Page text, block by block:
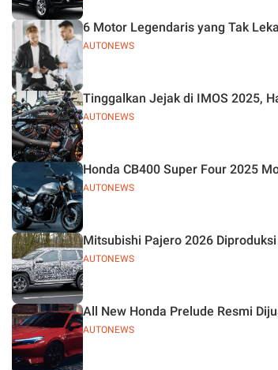
AUTONEWS
6 Motor Legendaris yang Tak
AUTONEWS
Tinggalkan Jejak di IMOS 2025,
AUTONEWS
Honda CB400 Super Four 2025
AUTONEWS
Mitsubishi Pajero 2026
AUTONEWS
All New Honda Prelude Resmi